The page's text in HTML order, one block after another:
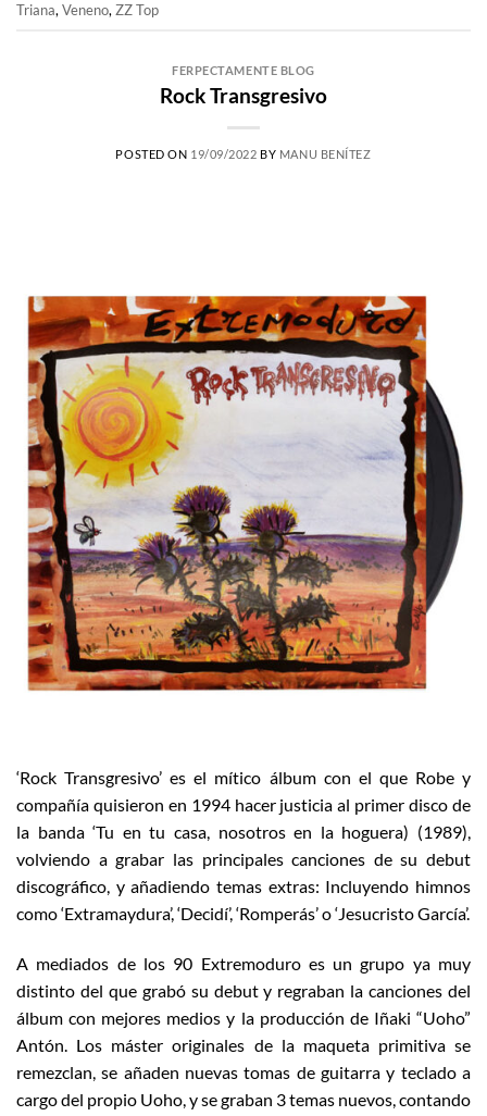
Triana,Veneno,ZZ Top
FERPECTAMENTE BLOG
Rock Transgresivo
POSTED ON 19/09/2022 BY MANU BENÍTEZ
‘Rock Transgresivo’ es el mítico álbum con el que Robe y
compañía quisieron en 1994 hacer justicia al primer disco de
la banda ‘Tu en tu casa, nosotros en la hoguera) (1989),
volviendo a grabar las principales canciones de su debut
discográfico, y añadiendo temas extras: Incluyendo himnos
como ‘Extramaydura’, ‘Decidí’, ‘Romperás’ o ‘Jesucristo García’.
A mediados de los 90 Extremoduro es un grupo ya muy
distinto del que grabó su debut y regraban la canciones del
álbum con mejores medios y la producción de Iñaki “Uoho”
Antón. Los máster originales de la maqueta primitiva se
remezclan, se añaden nuevas tomas de guitarra y teclado a
cargo del propio Uoho, y se graban 3 temas nuevos, contando